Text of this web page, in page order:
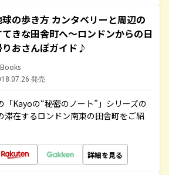
の歩き方 カンタベリーと周辺の
てきな田舎町へ～ロンドンからの日
りおさんぽガイド♪
発売
「Kayoの“秘密のノート”」シリーズの
滞在するロンドン南東の田舎町をご紹
詳細を見る